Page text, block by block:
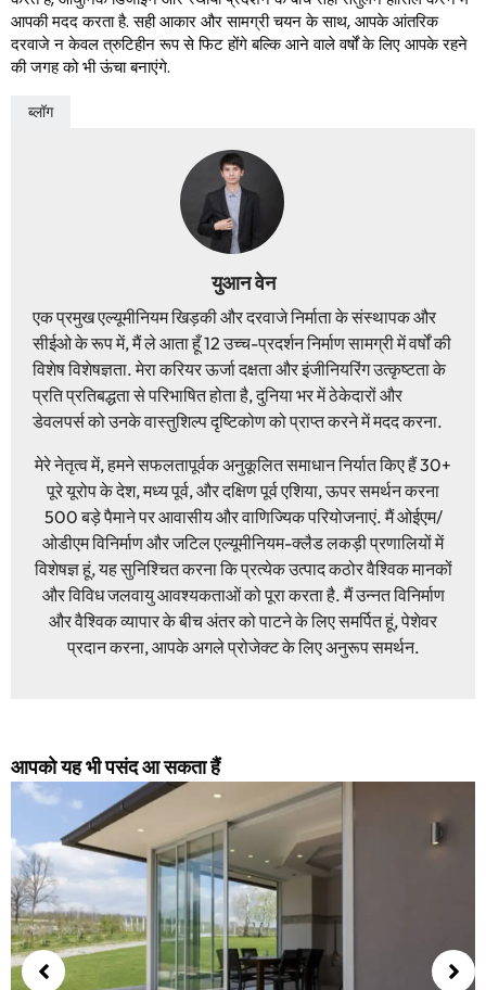
आपकी मदद करता है. सही आकार और सामग्री चयन के साथ, आपके आंतरिक
दरवाजे न केवल त्रुटिहीन रूप से फिट होंगे बल्कि आने वाले वर्षों के लिए आपके रहने
की जगह को भी ऊंचा बनाएंगे.
ब्लॉग
युआन वेन
एक प्रमुख एल्यूमीनियम खिड़की और दरवाजे निर्माता के संस्थापक और
सीईओ के रूप में, मैं ले आता हूँ 12 उच्च-प्रदर्शन निर्माण सामग्री में वर्षों की
विशेष विशेषज्ञता. मेरा करियर ऊर्जा दक्षता और इंजीनियरिंग उत्कृष्टता के
प्रति प्रतिबद्धता से परिभाषित होता है, दुनिया भर में ठेकेदारों और
डेवलपर्स को उनके वास्तुशिल्प दृष्टिकोण को प्राप्त करने में मदद करना.
मेरे नेतृत्व में, हमने सफलतापूर्वक अनुकूलित समाधान निर्यात किए हैं 30+
पूरे यूरोप के देश, मध्य पूर्व, और दक्षिण पूर्व एशिया, ऊपर समर्थन करना
500 बड़े पैमाने पर आवासीय और वाणिज्यिक परियोजनाएं. मैं ओईएम/
ओडीएम विनिर्माण और जटिल एल्यूमीनियम-क्लैड लकड़ी प्रणालियों में
विशेषज्ञ हूं, यह सुनिश्चित करना कि प्रत्येक उत्पाद कठोर वैश्विक मानकों
और विविध जलवायु आवश्यकताओं को पूरा करता है. मैं उन्नत विनिर्माण
और वैश्विक व्यापार के बीच अंतर को पाटने के लिए समर्पित हूं, पेशेवर
प्रदान करना, आपके अगले प्रोजेक्ट के लिए अनुरूप समर्थन.
आपको यह भी पसंद आ सकता हैं